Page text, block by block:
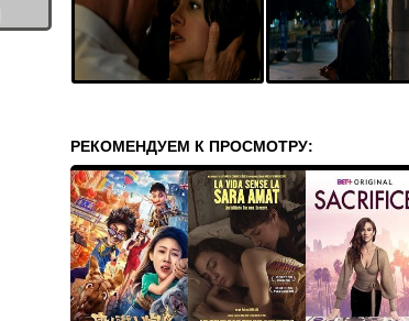
РЕКОМЕНДУЕМ К ПРОСМОТРУ: